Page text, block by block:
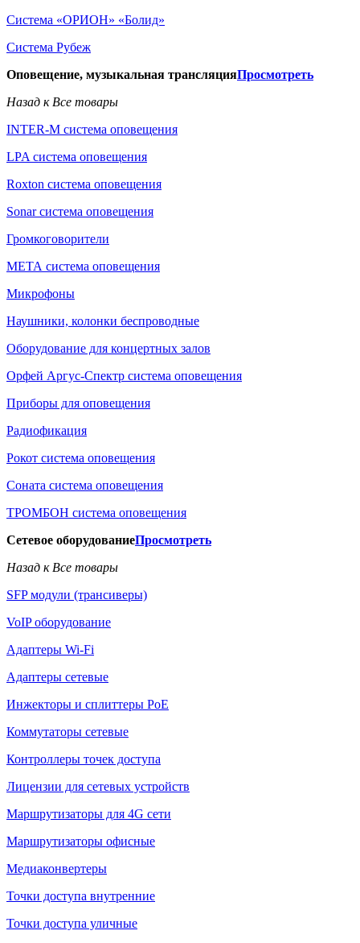
Система «ОРИОН» «Болид»
Система Рубеж
Оповещение, музыкальная трансляцияПросмотреть
Назад к Все товары
INTER-M система оповещения
LPA система оповещения
Roxton система оповещения
Sonar система оповещения
Громкоговорители
МЕТА система оповещения
Микрофоны
Наушники, колонки беспроводные
Оборудование для концертных залов
Орфей Аргус-Спектр система оповещения
Приборы для оповещения
Радиофикация
Рокот система оповещения
Соната система оповещения
ТРОМБОН система оповещения
Сетевое оборудованиеПросмотреть
Назад к Все товары
SFP модули (трансиверы)
VoIP оборудование
Адаптеры Wi-Fi
Адаптеры сетевые
Инжекторы и сплиттеры РоЕ
Коммутаторы сетевые
Контроллеры точек доступа
Лицензии для сетевых устройств
Маршрутизаторы для 4G сети
Маршрутизаторы офисные
Медиаконвертеры
Точки доступа внутренние
Точки доступа уличные